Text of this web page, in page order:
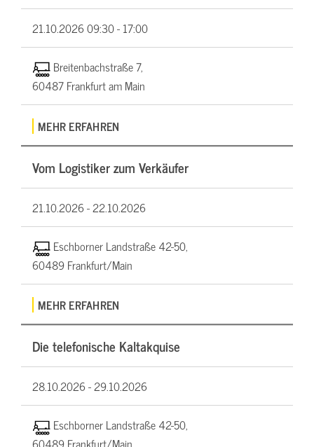
21.10.202609:30 - 17:00
Breitenbachstraße 7,
60487 Frankfurt am Main
MEHR ERFAHREN
Vom Logistiker zum Verkäufer
21.10.2026 -22.10.2026
Eschborner Landstraße 42-50,
60489 Frankfurt/Main
MEHR ERFAHREN
Die telefonische Kaltakquise
28.10.2026 -29.10.2026
Eschborner Landstraße 42-50,